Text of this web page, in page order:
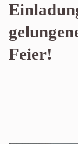
Feier!